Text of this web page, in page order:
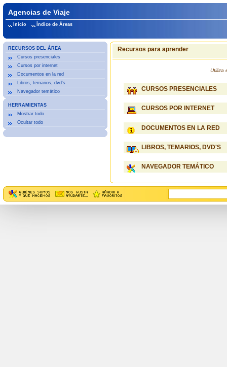
Agencias de Viaje
Inicio Índice de Áreas
RECURSOS DEL ÁREA
Cursos presenciales
Cursos por internet
Documentos en la red
Libros, temarios, dvd's
Navegador temático
HERRAMIENTAS
Mostrar todo
Ocultar todo
Recursos para aprender
Utiliza
CURSOS PRESENCIALES
CURSOS POR INTERNET
DOCUMENTOS EN LA RED
LIBROS, TEMARIOS, DVD'S
NAVEGADOR TEMÁTICO